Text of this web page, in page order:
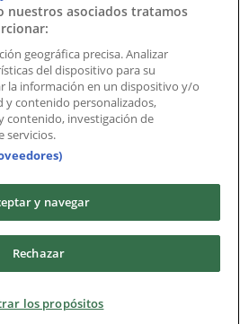
· Shopfully Marketing S.L.U. –
Política de privacidad
nuestros asociados tratamos
geográfica precisa. Analizar
del dispositivo para su
la información en un dispositivo y/o
y contenido personalizados,
contenido, investigación de
servicios.
y navegar
Rechazar
los propósitos